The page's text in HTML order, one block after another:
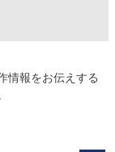
情報をお伝えする